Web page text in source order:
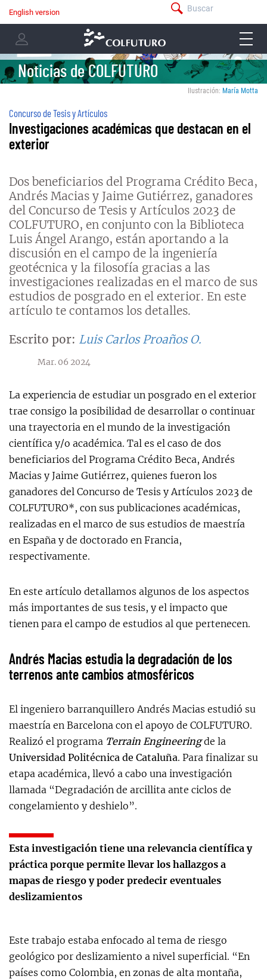
Pasar
contenido
principal
menú
barra
superior
English version Buscar
principal
menu
user
menu
Noticias de COLFUTURO
Ilustración: María Motta
Concurso de Tesis y Artículos
Investigaciones académicas que destacan en el
exterior
Dos beneficiarios del Programa Crédito Beca,
Andrés Macias y Jaime Gutiérrez, ganadores
del Concurso de Tesis y Artículos 2023 de
COLFUTURO, en conjunto con la Biblioteca
Luis Ángel Arango, están aportando a la
discusión en el campo de la ingeniería
geotécnica y la filosofía gracias a las
investigaciones realizadas en el marco de sus
estudios de posgrado en el exterior. En este
artículo te contamos los detalles.
Escrito por: Luis Carlos Proaños O.
Mar. 06 2024
La experiencia de estudiar un posgrado en el exterior
trae consigo la posibilidad de desarrollar o continuar
una trayectoria en el mundo de la investigación
científica y/o académica. Tal es el caso de dos
beneficiarios del Programa Crédito Beca, Andrés
Macias y Jaime Gutiérrez, quienes fueron los
ganadores del Concurso de Tesis y Artículos 2023 de
COLFUTURO*, con sus publicaciones académicas,
realizadas en el marco de sus estudios de maestría
en España y de doctorado en Francia,
respectivamente.
En este artículo detallamos algunos de los aspectos
más importantes de sus tesis, y el impacto que
tienen para el campo de estudios al que pertenecen.
Andrés Macias estudia la degradación de los
terrenos ante cambios atmosféricos
El ingeniero barranquillero Andrés Macias estudió su
maestría en Barcelona con el apoyo de COLFUTURO.
Realizó el programa Terrain Engineeringde la
Universidad Politécnica de Cataluña. Para finalizar su
etapa académica, llevó a cabo una investigación
llamada “Degradación de arcillita ante ciclos de
congelamiento y deshielo”.
Esta investigación tiene una relevancia científica y
práctica porque permite llevar los hallazgos a
mapas de riesgo y poder predecir eventuales
deslizamientos
Este trabajo estaba enfocado al tema de riesgo
geológico por deslizamiento a nivel superficial. “En
países como Colombia, en zonas de alta montaña,